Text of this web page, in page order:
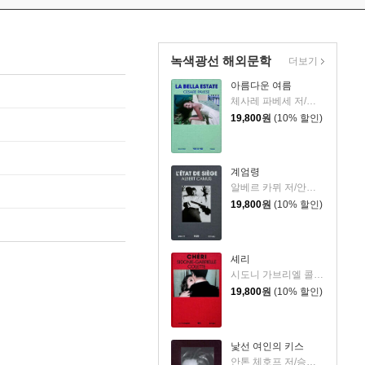
녹색광선 해외문학
아름다운 여름
체사레 파베세 저/이열 역
19,800원 (10% 할인)
계엄령
19,800원 (10% 할인)
셰리
시도니 가브리엘 콜레트 저/장소미 역
19,800원 (10% 할인)
낯선 여인의 키스
안톤 체호프 저/승주연 역
더보기